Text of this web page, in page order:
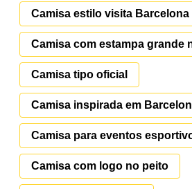
Camisa estilo visita Barcelona
Camisa com estampa grande
Camisa tipo oficial
Camisa inspirada em
Camisa para eventos
Camisa com logo no peito